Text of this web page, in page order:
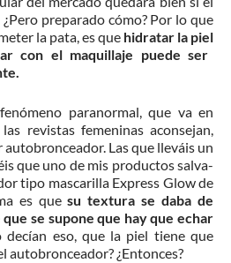
preparado cómo? Por lo que
la pata, es que hidratar la piel
con el maquillaje puede ser
paranormal, que va en
revistas femeninas aconsejan,
Las que lleváis un
que uno de mis productos salva-
tipo mascarilla Express Glow de
es quesu textura se daba de
se supone que hay que echar
decían eso, que la piel tiene que
autobronceador? ¿Entonces?